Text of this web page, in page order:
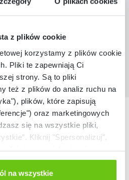
z plików cookie
korzystamy z plików cookie:
Pliki te zapewniają Ci
strony. Są to pliki
też z plików do analiz ruchu na
plików, które zapisują
oraz marketingowych
się na wszystkie pliki,
Kliknij "Spersonalizuj",
„Odmowa”. Wtedy
dla naszej strony.
na wszystkie